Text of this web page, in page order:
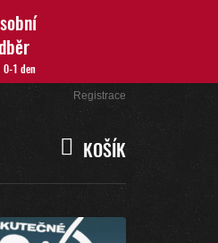
0-1 den
Registrace
KOŠÍK
KOŠÍK